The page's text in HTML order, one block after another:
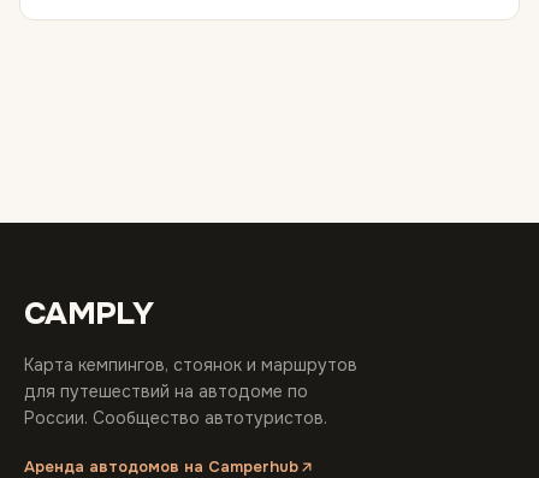
CAMPLY
Карта кемпингов, стоянок и маршрутов
для путешествий на автодоме по
России. Сообщество автотуристов.
Аренда автодомов на Camperhub